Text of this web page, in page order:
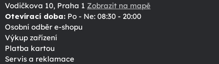
Vodičkova 10, Praha 1 Zobrazit na mapě
Otevírací doba: Po - Ne: 08:30 - 20:00
Osobní odběr e-shopu
Výkup zařízení
Platba kartou
Servis a reklamace